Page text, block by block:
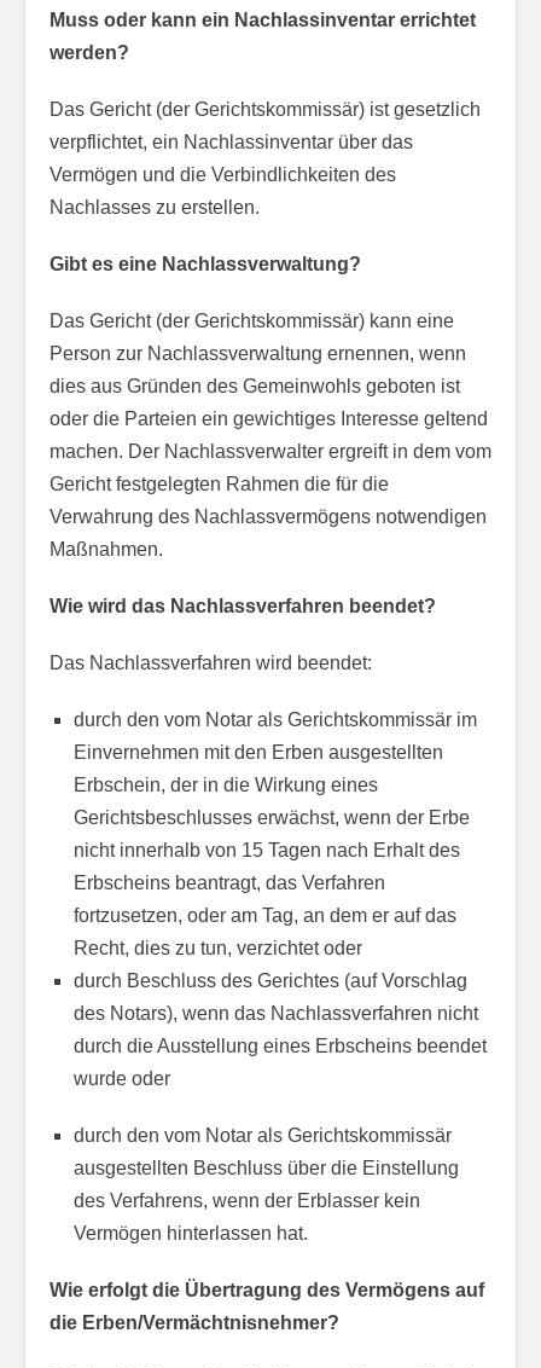
Muss oder kann ein Nachlassinventar errichtet
werden?
Das Gericht (der Gerichtskommissär) ist gesetzlich
verpflichtet, ein Nachlassinventar über das
Vermögen und die Verbindlichkeiten des
Nachlasses zu erstellen.
Gibt es eine Nachlassverwaltung?
Das Gericht (der Gerichtskommissär) kann eine
Person zur Nachlassverwaltung ernennen, wenn
dies aus Gründen des Gemeinwohls geboten ist
oder die Parteien ein gewichtiges Interesse geltend
machen. Der Nachlassverwalter ergreift in dem vom
Gericht festgelegten Rahmen die für die
Verwahrung des Nachlassvermögens notwendigen
Maßnahmen.
Wie wird das Nachlassverfahren beendet?
Das Nachlassverfahren wird beendet:
durch den vom Notar als Gerichtskommissär im
Einvernehmen mit den Erben ausgestellten
Erbschein, der in die Wirkung eines
Gerichtsbeschlusses erwächst, wenn der Erbe
nicht innerhalb von 15 Tagen nach Erhalt des
Erbscheins beantragt, das Verfahren
fortzusetzen, oder am Tag, an dem er auf das
Recht, dies zu tun, verzichtet oder
durch Beschluss des Gerichtes (auf Vorschlag
des Notars), wenn das Nachlassverfahren nicht
durch die Ausstellung eines Erbscheins beendet
wurde oder
durch den vom Notar als Gerichtskommissär
ausgestellten Beschluss über die Einstellung
des Verfahrens, wenn der Erblasser kein
Vermögen hinterlassen hat.
Wie erfolgt die Übertragung des Vermögens auf
die Erben/Vermächtnisnehmer?